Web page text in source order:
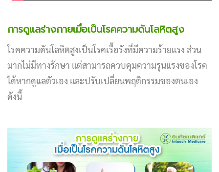
การดูแลร่างกายเมื่อเป็นโรคความดันโลหิตสูง
โรคความดันโลหิตสูงเป็นโรคเรื้อรังที่มีความร้ายแรง ส่วน
มากไม่มีทางรักษา แต่สามารถควบคุมความรุนแรงของโรค
ได้หากดูแลตัวเอง และปรับเปลี่ยนพฤติกรรมของตนเอง
ดังนี้